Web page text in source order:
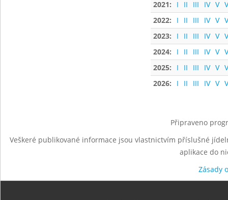
2021:
I II III IV V
2022:
I II III IV V
2023:
I II III IV V
2024:
I II III IV V
2025:
I II III IV V
2026:
I II III IV V
Připraveno
Veškeré publikované informace jsou vlastnictvím příslušné
aplikace do
Zásady